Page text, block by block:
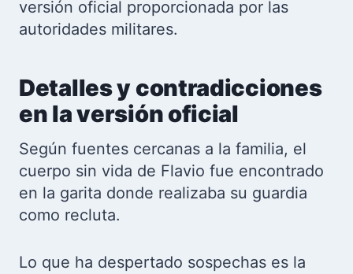
versión oficial proporcionada por las
autoridades militares.
Detalles y contradicciones
en la versión oficial
Según fuentes cercanas a la familia, el
cuerpo sin vida de Flavio fue encontrado
en la garita donde realizaba su guardia
como recluta.
Lo que ha despertado sospechas es la